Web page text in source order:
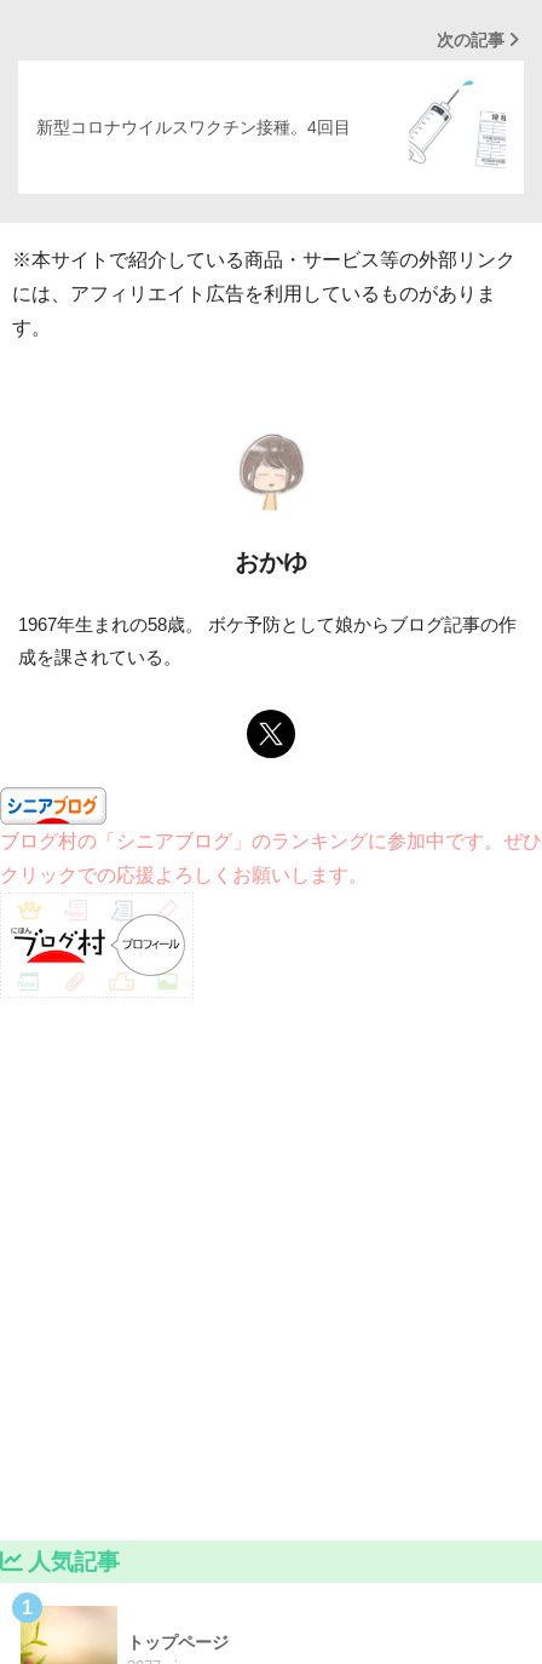
次の記事
新型コロナウイルスワクチン接種。4回目
※本サイトで紹介している商品・サービス等の外部リンク
には、アフィリエイト広告を利用しているものがありま
す。
おかゆ
1967年生まれの58歳。 ボケ予防として娘からブログ記事の作
成を課されている。
ブログ村の「シニアブログ」のランキングに参加中です。ぜひ
クリックでの応援よろしくお願いします。
人気記事
1
トップページ